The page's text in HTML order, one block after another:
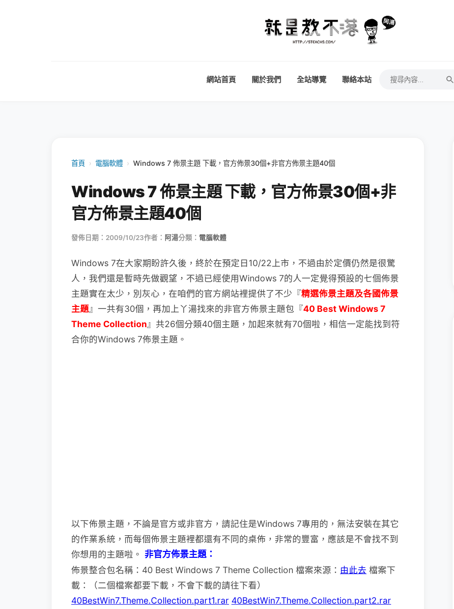
網站首頁 關於我們 全站導覽 聯絡本站
首頁 › 電腦軟體 › Windows 7 佈景主題 下載，官方佈景30個+非官方佈景主題40個
Windows 7 佈景主題 下載，官方佈景30個+非
官方佈景主題40個
發佈日期：2009/10/23作者： 阿湯分類： 電腦軟體
Windows 7在大家期盼許久後，終於在預定日10/22上市，不過由於定價仍然是很驚
人，我們還是暫時先做觀望，不過已經使用Windows 7的人一定覺得預設的七個佈景
主題實在太少，別灰心，在咱們的官方網站裡提供了不少『精選佈景主題及各國佈景
主題』一共有30個，再加上丫湯找來的非官方佈景主題包『40 Best Windows 7
Theme Collection 』共26個分類40個主題，加起來就有70個啦，相信一定能找到符
合你的Windows 7佈景主題。
以下佈景主題，不論是官方或非官方，請記住是Windows 7專用的，無法安裝在其它
的作業系統，而每個佈景主題裡都還有不同的桌佈，非常的豐富，應該是不會找不到
你想用的主題啦。 非官方佈景主題：
佈景整合包名稱：40 Best Windows 7 Theme Collection 檔案來源： 由此去 檔案下
載：（二個檔案都要下載，不會下載的請往下看）
40BestWin7.Theme.Collection.part1.rar 40BestWin7.Theme.Collection.part2.rar